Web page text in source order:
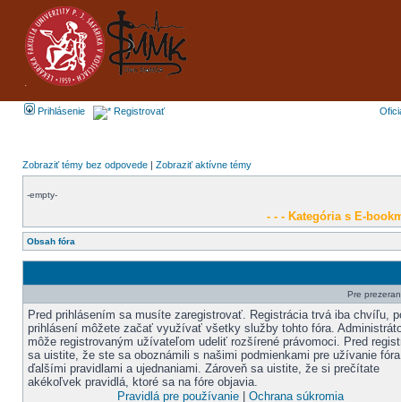
Prihlásenie Registrovať
Zobraziť témy bez odpovede | Zobraziť aktívne témy
-empty-
- - - Kategória s E-
Obsah fóra
Pre
Pred prihlásením sa musíte zaregistrovať. Registrácia trvá iba chvíľu,
prihlásení môžete začať využívať všetky služby tohto fóra.
môže registrovaným užívateľom udeliť rozšírené právomoci. Pred
sa uistite, že ste sa oboznámili s našimi podmienkami pre užívanie
ďalšími pravidlami a ujednaniami. Zároveň sa uistite, že si prečítate
akékoľvek pravidlá, ktoré sa na fóre objavia.
Pravidlá pre používanie
Ochrana súkromia